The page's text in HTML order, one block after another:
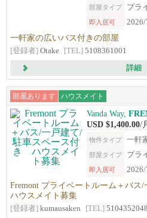
部屋タイプ プラ
即入居可 2026/
一軒家の広いバス付きの部屋
[登録者] Otake [TEL] 5108361001
詳細
部屋あります ハウスメイト
Vanda Way,
USD $1,400.00/
物件タイプ 一軒
部屋タイプ プラ
即入居可 2026/
Fremont プライベートルーム＋バ
ハウスメイト募集
[登録者] kumausaken [TEL] 5104352048